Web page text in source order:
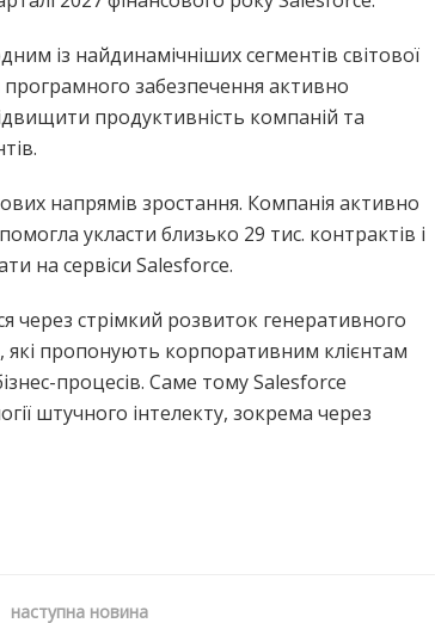
із найдинамічніших сегментів світової
програмного забезпечення активно
продуктивність компаній та
напрямів зростання. Компанія активно
укласти близько 29 тис. контрактів і
на сервіси Salesforce.
через стрімкий розвиток генеративного
які пропонують корпоративним клієнтам
процесів. Саме тому Salesforce
штучного інтелекту, зокрема через
наступна новина